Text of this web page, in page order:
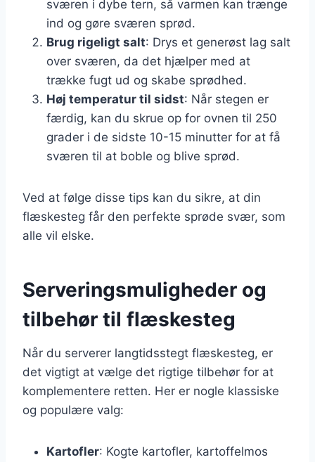
sværen i dybe tern, så varmen kan trænge
ind og gøre sværen sprød.
Brug rigeligt salt: Drys et generøst lag salt
over sværen, da det hjælper med at
trække fugt ud og skabe sprødhed.
Høj temperatur til sidst: Når stegen er
færdig, kan du skrue op for ovnen til 250
grader i de sidste 10-15 minutter for at få
sværen til at boble og blive sprød.
Ved at følge disse tips kan du sikre, at din
flæskesteg får den perfekte sprøde svær, som
alle vil elske.
Serveringsmuligheder og
tilbehør til flæskesteg
Når du serverer langtidsstegt flæskesteg, er
det vigtigt at vælge det rigtige tilbehør for at
komplementere retten. Her er nogle klassiske
og populære valg:
Kartofler: Kogte kartofler, kartoffelmos